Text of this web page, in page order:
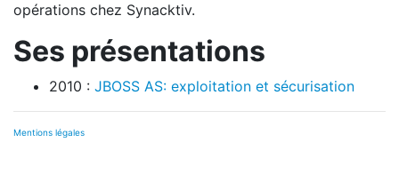
opérations chez Synacktiv.
Ses présentations
2010 : JBOSS AS: exploitation et sécurisation
Mentions légales